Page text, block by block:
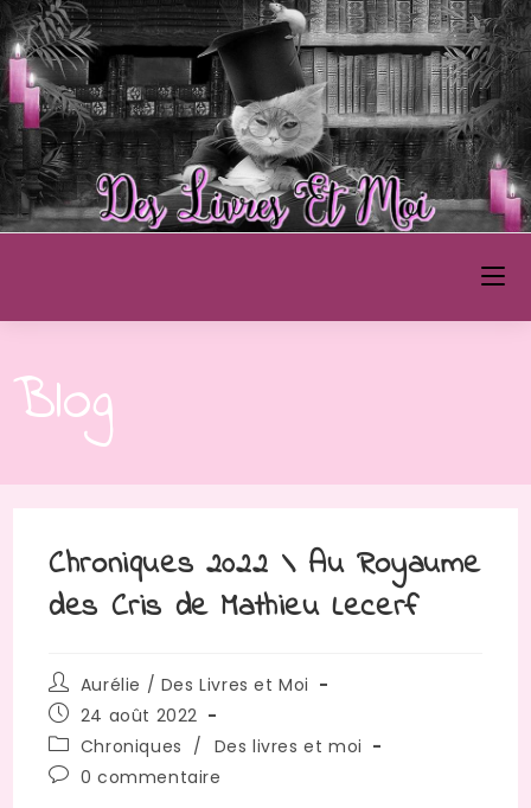
Blog
Chroniques 2022 \ Au Royaume
des Cris de Mathieu Lecerf
Aurélie / Des Livres et Moi
24 août 2022
Chroniques / Des livres et moi
0 commentaire